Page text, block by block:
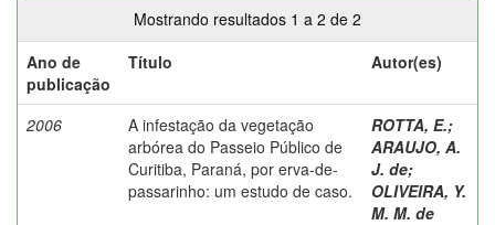
Mostrando resultados 1 a 2 de 2
Ano de
publicação
Título Autor(es)
2006
A infestação da vegetação
arbórea do Passeio Público de
Curitiba, Paraná, por erva-de-
passarinho: um estudo de caso.
ROTTA, E.;
ARAUJO, A.
J. de;
OLIVEIRA, Y.
M. M. de